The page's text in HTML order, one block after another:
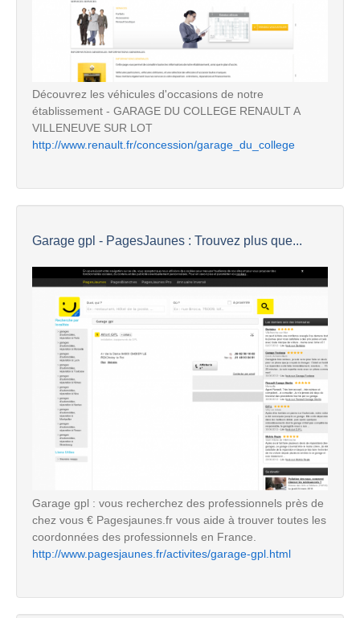
Découvrez les véhicules d'occasions de notre
établissement - GARAGE DU COLLEGE RENAULT A
VILLENEUVE SUR LOT
http://www.renault.fr/concession/garage_du_college
Garage gpl - PagesJaunes : Trouvez plus que...
Garage gpl : vous recherchez des professionnels près de
chez vous € Pagesjaunes.fr vous aide à trouver toutes les
coordonnées des professionnels en France.
http://www.pagesjaunes.fr/activites/garage-gpl.html